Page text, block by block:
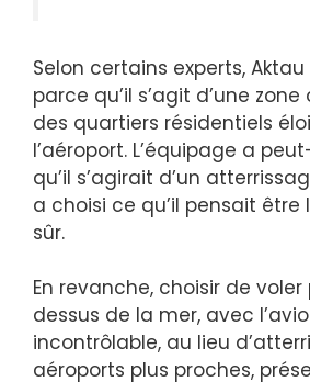
Selon certains experts,
parce qu’il s’agit d’une
des quartiers résidentiels
l’aéroport. L’équipage a
qu’il s’agirait d’un
a choisi ce qu’il pensait être
sûr.
En revanche, choisir de
dessus de la mer, avec
incontrôlable, au lieu
aéroports plus proches,